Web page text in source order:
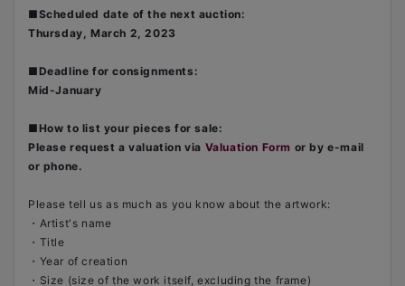
■Scheduled date of the next auction:
Thursday, March 2, 2023
■Deadline for consignments:
Mid-January
■How to list your pieces for sale:
Please request a valuation via Valuation Form or by e-mail
or phone.
Please tell us as much as you know about the artwork:
・Artist's name
・Title
・Year of creation
・Size (size of the work itself, excluding the frame)